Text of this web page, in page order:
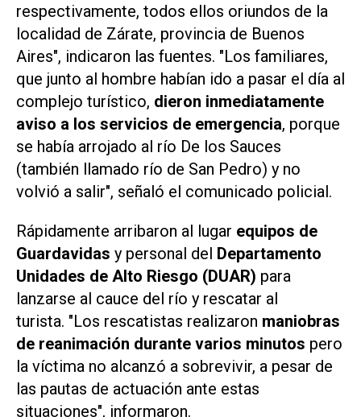
respectivamente, todos ellos oriundos de la
localidad de Zárate, provincia de Buenos
Aires", indicaron las fuentes. "Los familiares,
que junto al hombre habían ido a pasar el día al
complejo turístico, dieron inmediatamente
aviso a los servicios de emergencia, porque
se había arrojado al río De los Sauces
(también llamado río de San Pedro) y no
volvió a salir", señaló el comunicado policial.
Rápidamente arribaron al lugar equipos de
Guardavidas y personal del Departamento
Unidades de Alto Riesgo (DUAR) para
lanzarse al cauce del río y rescatar al
turista. "Los rescatistas realizaron maniobras
de reanimación durante varios minutos pero
la víctima no alcanzó a sobrevivir, a pesar de
las pautas de actuación ante estas
situaciones", informaron.